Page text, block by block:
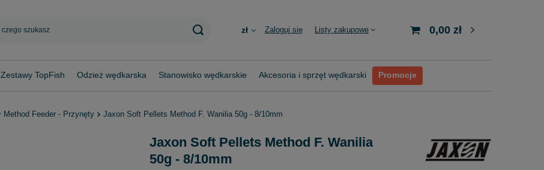
zł Zaloguj się Listy zakupowe 0,00 zł
Zestawy TopFish Odzież wędkarska Stanowisko wędkarskie Akcesoria i sprzęt wędkarski Promocje
Method Feeder - Przynęty Jaxon Soft Pellets Method F. Wanilia 50g - 8/10mm
Jaxon Soft Pellets Method F. Wanilia
50g - 8/10mm